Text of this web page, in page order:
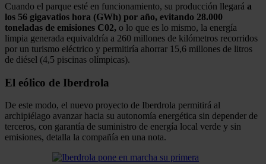
Cuando el parque esté en funcionamiento, su producción llegará a
los 56 gigavatios hora (GWh) por año, evitando 28.000
toneladas de emisiones C02, o lo que es lo mismo, la energía
limpia generada equivaldría a 260 millones de kilómetros recorridos
por un turismo eléctrico y permitiría ahorrar 15,6 millones de litros
de diésel (4,5 piscinas olímpicas).
El eólico de Iberdrola
De este modo, el nuevo proyecto de Iberdrola permitirá al
archipiélago avanzar hacia su autonomía energética sin depender de
terceros, con garantía de suministro de energía local verde y sin
emisiones, detalla la compañía en una nota.